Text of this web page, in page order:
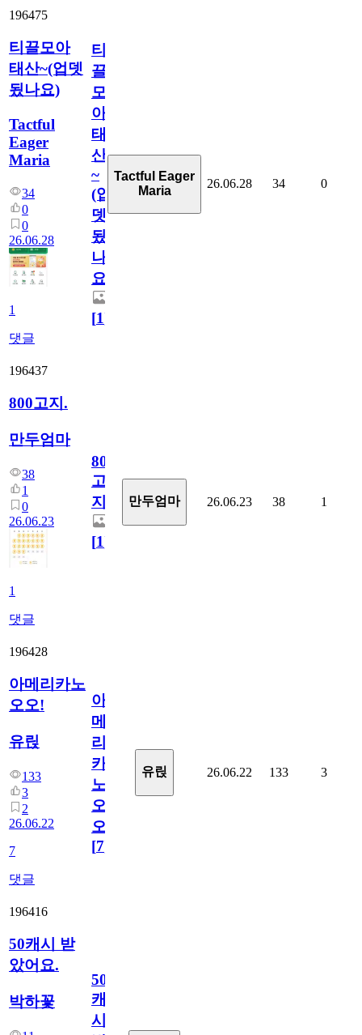
196475
티끌모아
태산~(업뎃
됬나요)
Tactful
Eager
Maria
34
0
0
26.06.28
1
댓글
티
끌
모
아
태
산
~
(업
뎃
됬
나
요)
[1]
Tactful Eager
Maria
26.06.28 34 0
196437
800고지.
만두엄마
38
1
0
26.06.23
1
댓글
800
고
지.
[1]
만두엄마 26.06.23 38 1
196428
아메리카노
오오!
유릱
133
3
2
26.06.22
7
댓글
아
메
리
카
노
오
오!
[7]
유릱 26.06.22 133 3
196416
50캐시 받
았어요.
박하꽃
50
캐
시